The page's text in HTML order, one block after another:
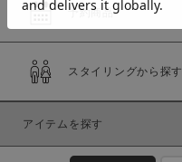
商品タイプ
通常商品
予約商品
スタイリングから探す
アイテムを探す